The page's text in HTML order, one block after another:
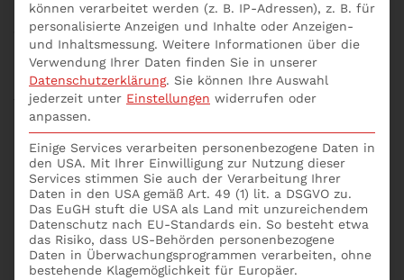
Verfügen Sie über die wichtigsten fachlichen Skills
als Geschäftsführer? Sie erlernen mit Seminare
GmbH Geschäftsführer online buchen folgende
fachliche Skills:
3 Top-Bausteine für die Praxis als
Geschäftsführer: Das Unternehmen erfolgreich
auf Kurs halten!
Auf welche Stellschrauben kommt es bei der
Unternehmensplanung und der Bilanz an?
Wie sichern Sie dieLiquiditätzuverlässig ab?
Wie schützen Sie sich wirksam vor
können verarbeitet werden (z. B. IP-Adressen), z. B. für
personalisierte Anzeigen und Inhalte oder Anzeigen-
und Inhaltsmessung. Weitere Informationen über die
Verwendung Ihrer Daten finden Sie in unserer
Datenschutzerklärung. Sie können Ihre Auswahl
jederzeit unter Einstellungen widerrufen oder
anpassen.
Einige Services verarbeiten personenbezogene Daten in
den USA. Mit Ihrer Einwilligung zur Nutzung dieser
Services stimmen Sie auch der Verarbeitung Ihrer
Daten in den USA gemäß Art. 49 (1) lit. a DSGVO zu.
Das EuGH stuft die USA als Land mit unzureichendem
Datenschutz nach EU-Standards ein. So besteht etwa
das Risiko, dass US-Behörden personenbezogene
Daten in Überwachungsprogrammen verarbeiten, ohne
bestehende Klagemöglichkeit für Europäer.